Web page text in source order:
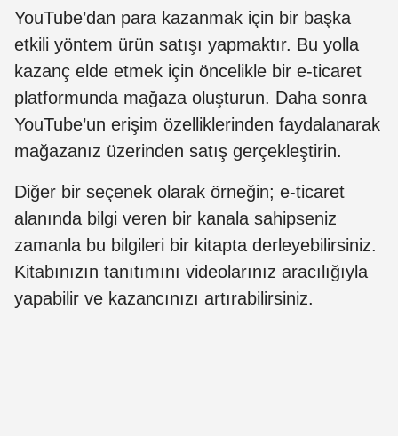
YouTube’dan para kazanmak için bir başka
etkili yöntem ürün satışı yapmaktır. Bu yolla
kazanç elde etmek için öncelikle bir e-ticaret
platformunda mağaza oluşturun. Daha sonra
YouTube’un erişim özelliklerinden faydalanarak
mağazanız üzerinden satış gerçekleştirin.
Diğer bir seçenek olarak örneğin; e-ticaret
alanında bilgi veren bir kanala sahipseniz
zamanla bu bilgileri bir kitapta derleyebilirsiniz.
Kitabınızın tanıtımını videolarınız aracılığıyla
yapabilir ve kazancınızı artırabilirsiniz.